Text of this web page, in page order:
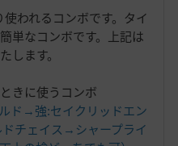
われるコンボです。タイ
単なコンボです。上記は
します。
きに使うコンボ
ド→強:セイクリッドエン
チェイス→シャープライ